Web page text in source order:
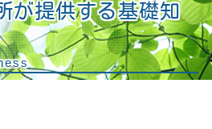
が提供する基礎知